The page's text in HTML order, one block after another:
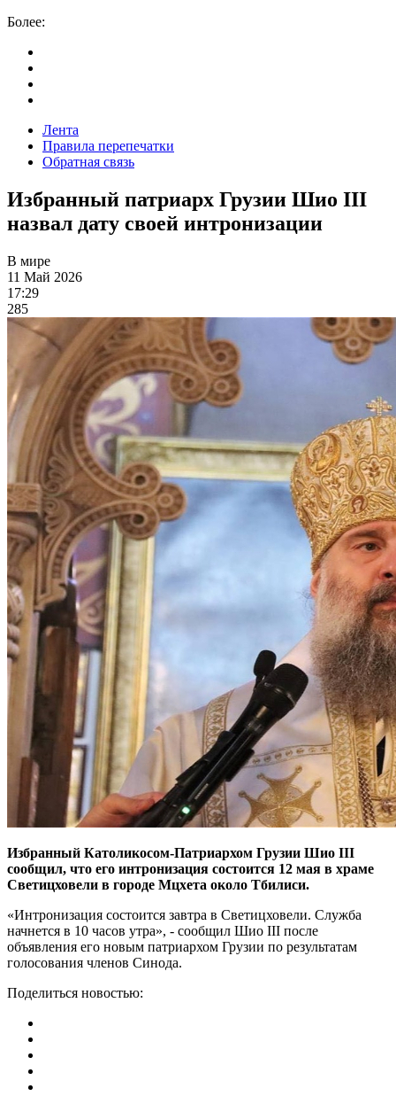
Более:
Лента
Правила перепечатки
Обратная связь
Избранный патриарх Грузии Шио III
назвал дату своей интронизации
В мире
11 Май 2026
17:29
285
Избранный Католикосом-Патриархом Грузии Шио III
сообщил, что его интронизация состоится 12 мая в храме
Светицховели в городе Мцхета около Тбилиси.
«Интронизация состоится завтра в Светицховели. Служба
начнется в 10 часов утра», - сообщил Шио III после
объявления его новым патриархом Грузии по результатам
голосования членов Синода.
Поделиться новостью: